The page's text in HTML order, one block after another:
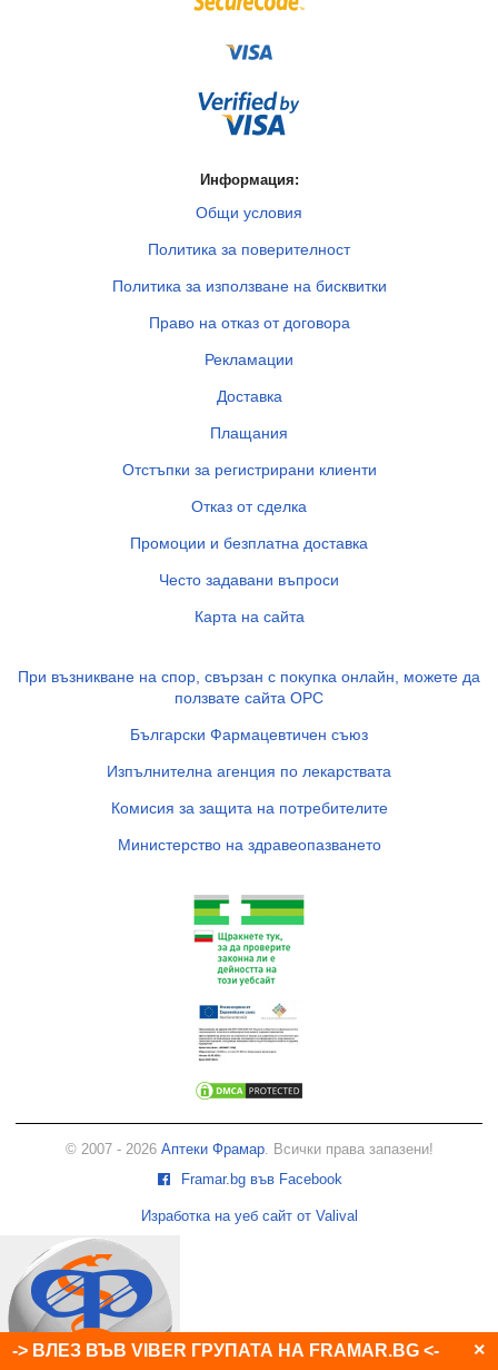
Информация:
Общи условия
Политика за поверителност
Политика за използване на бисквитки
Право на отказ от договора
Рекламации
Доставка
Плащания
Отстъпки за регистрирани клиенти
Отказ от сделка
Промоции и безплатна доставка
Често задавани въпроси
Карта на сайта
При възникване на спор, свързан с покупка онлайн, можете да
ползвате сайта ОРС
Български Фармацевтичен съюз
Изпълнителна агенция по лекарствата
Комисия за защита на потребителите
Министерство на здравеопазването
© 2007 - 2026 Аптеки Фрамар. Всички права запазени!
Framar.bg във Facebook
Изработка на уеб сайт от Valival
-> ВЛЕЗ ВЪВ VIBER ГРУПАТА НА FRAMAR.BG <- ×